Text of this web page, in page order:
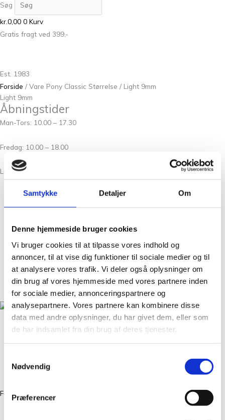
Samtykke Detaljer Om
Denne hjemmeside bruger cookies
Vi bruger cookies til at tilpasse vores indhold og
annoncer, til at vise dig funktioner til sociale medier og til
at analysere vores trafik. Vi deler også oplysninger om
din brug af vores hjemmeside med vores partnere inden
for sociale medier, annonceringspartnere og
analysepartnere. Vores partnere kan kombinere disse
data med andre oplysninger, du har givet dem, eller som
de har indsamlet fra din brug af deres tjenester.
Nødvendig
Præferencer
Søg
kr.0,00 0 Kurv
Gratis fragt ved 399,-
Est. 1983
Forside / Vare Pony Classic Størrelse / Light 9mm
Light 9mm
Åbningstider
Man-Tors: 10.00 – 17.30
Fredag: 10.00 – 18.00
Lørdag: 10.00 – 15.00
Om Os
FAQ
Workshops
Handelsbetingelser
Nyheder
GDPR
Christian Winthers Vej 2
DK-1860 Frederiksberg
+45 31 38 24 04
CVR 39386046
Facebook